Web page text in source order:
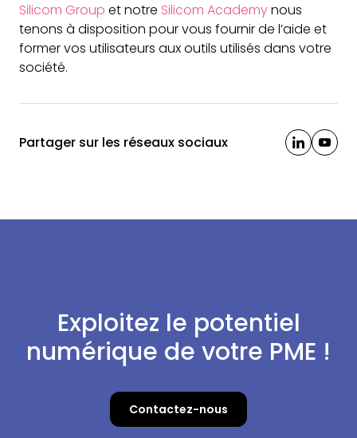
Silicom Group et notre Silicom Academynous
tenons à disposition pour vous fournir de l’aide et
former vos utilisateurs aux outils utilisés dans votre
société.
Partager sur les réseaux sociaux
Exploitez le potentiel
numérique de votre PME !
Contactez-nous